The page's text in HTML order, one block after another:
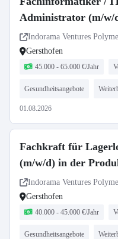
Administrator (m/w/
Indorama Ventures
Gersthofen
45.000 - 65.000 €/Jahr
Gesundheitsangebote
01.08.2026
Fachkraft für
(m/w/d) in der
Indorama Ventures
Gersthofen
40.000 - 45.000 €/Jahr
Gesundheitsangebote